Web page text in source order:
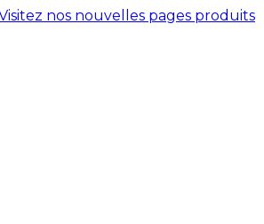
nos nouvelles pages produits